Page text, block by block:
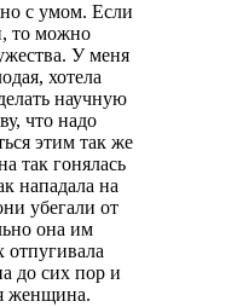
с умом. Если
то можно
У меня
хотела
научную
что надо
этим так же
так гонялась
нападала на
убегали от
она им
отпугивала
до сих пор и
женщина.